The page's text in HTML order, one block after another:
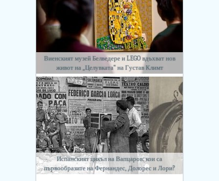
Виенският музей Белведере и LEGO вдъхват нов
живот на „Целувката“ на Густав Климт
Испанският цикъл на Вапцаров: кои са
първообразите на Фернандес, Долорес и Лори?